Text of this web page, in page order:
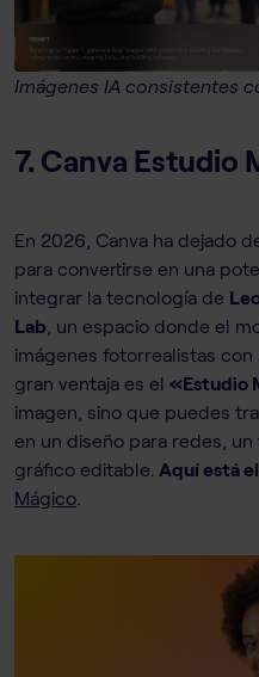
Imágenes IA consistentes
7. Canva Estudio
En 2026, Canva ha dejado
para convertirse en una
integrar la tecnología de
Lab , un espacio donde el
imágenes fotorrealistas
gran ventaja es el «Estudio
imagen, sino que puedes
en un diseño para redes,
gráfico editable. Aquí está
Mágico